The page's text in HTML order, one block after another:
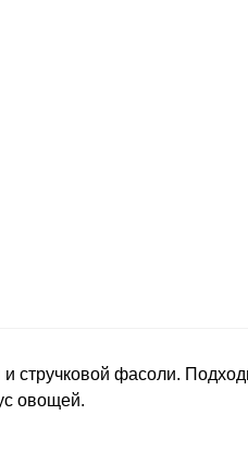
стручковой фасоли.
овощей.